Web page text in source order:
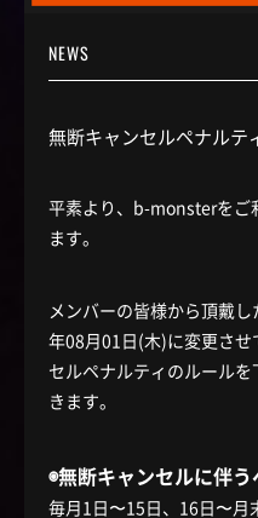
NEWS
無断キャンセルペナルテ
平素より、b-monsterをご
ます。
メンバーの皆様から頂戴
年08月01日(木)に変更さ
セルペナルティのルール
きます。
◉無断キャンセルに伴
毎月1日〜15日、16日〜月